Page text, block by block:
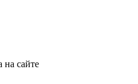
на сайте